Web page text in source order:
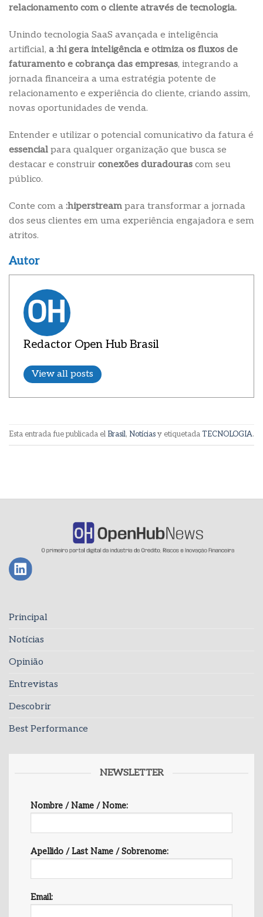
relacionamento com o cliente através de tecnologia.
Unindo tecnologia SaaS avançada e inteligência
artificial, a :hi gera inteligência e otimiza os fluxos de
faturamento e cobrança das empresas, integrando a
jornada financeira a uma estratégia potente de
relacionamento e experiência do cliente, criando assim,
novas oportunidades de venda.
Entender e utilizar o potencial comunicativo da fatura é
essencial para qualquer organização que busca se
destacar e construir conexões duradouras com seu
público.
Conte com a :hiperstream para transformar a jornada
dos seus clientes em uma experiência engajadora e sem
atritos.
Autor
Redactor Open Hub Brasil
View all posts
Esta entrada fue publicada el Brasil, Notíciasy etiquetada TECNOLOGIA.
Principal
Notícias
Opinião
Entrevistas
Descobrir
Best Performance
NEWSLETTER
Nombre / Name / Nome:
Apellido / Last Name / Sobrenome:
Email: